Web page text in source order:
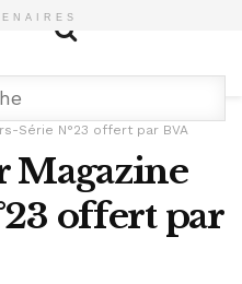
Série N°23 offert par BVA
Magazine
offert par